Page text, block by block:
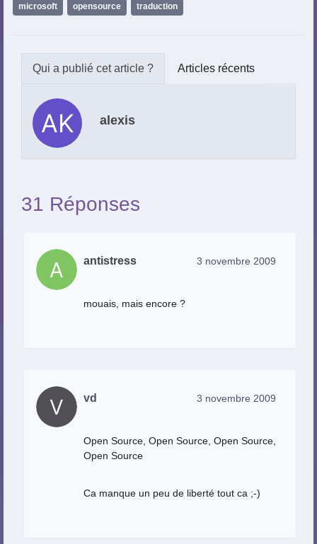
microsoft opensource traduction
Articles récents
alexis
31 Réponses
antistress 3 novembre 2009
mouais, mais encore ?
vd 3 novembre 2009
Open Source, Open Source, Open Source,
Open Source
Ca manque un peu de liberté tout ca ;-)